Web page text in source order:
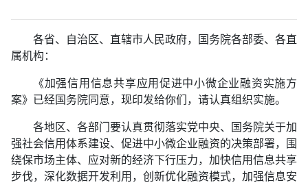
各省、自治区、直辖市人民政府，国务院各部委、各直
属机构：
《加强信用信息共享应用促进中小微企业融资实施方
案》已经国务院同意，现印发给你们，请认真组织实施。
各地区、各部门要认真贯彻落实党中央、国务院关于加
强社会信用体系建设、促进中小微企业融资的决策部署，围
绕保市场主体、应对新的经济下行压力，加快信用信息共享
步伐，深化数据开发利用，创新优化融资模式，加强信息安